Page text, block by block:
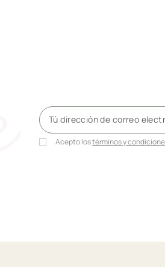
Acepto lostérminos y